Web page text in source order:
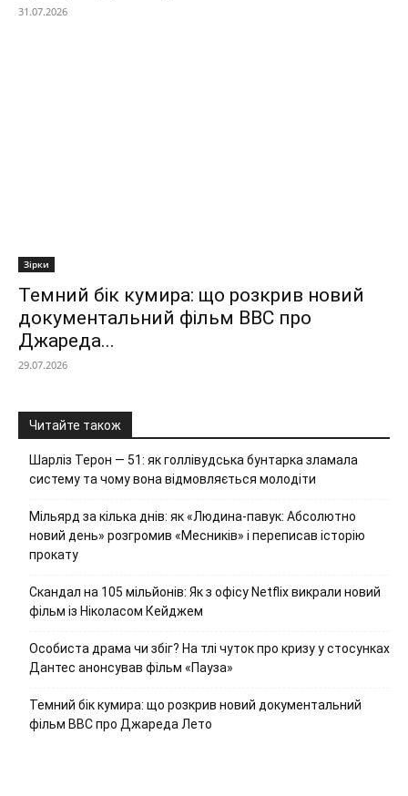
31.07.2026
Зірки
Темний бік кумира: що розкрив новий
документальний фільм ВВС про
Джареда...
29.07.2026
Читайте також
Шарліз Терон — 51: як голлівудська бунтарка зламала
систему та чому вона відмовляється молодіти
Мільярд за кілька днів: як «Людина-павук: Абсолютно
новий день» розгромив «Месників» і переписав історію
прокату
Скандал на 105 мільйонів: Як з офісу Netflix викрали новий
фільм із Ніколасом Кейджем
Особиста драма чи збіг? На тлі чуток про кризу у стосунках
Дантес анонсував фільм «Пауза»
Темний бік кумира: що розкрив новий документальний
фільм ВВС про Джареда Лето